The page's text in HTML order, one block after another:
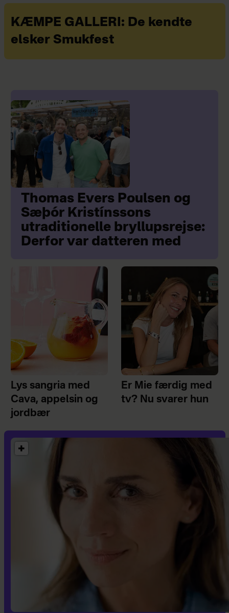
KÆMPE GALLERI: De kendte
elsker Smukfest
Thomas Evers Poulsen og
Sæþór Kristínssons
utraditionelle bryllupsrejse:
Derfor var datteren med
Lys sangria med
Cava, appelsin og
jordbær
Er Mie færdig med
tv? Nu svarer hun